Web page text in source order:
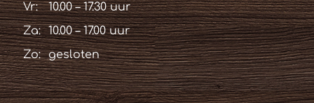
Vr:
10.00 – 17.30 uur
Za:
10.00 – 17.00 uur
Zo:
gesloten